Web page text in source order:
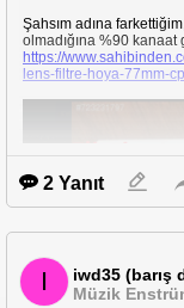
Şahsım adına
olmadığına %90
https://
lens-filtre-hoya-77mm-
2 Yanıt
I
iwd35 (barış
Müzik